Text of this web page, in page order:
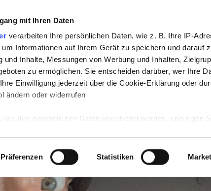
mit Ihren Daten
verarbeiten Ihre persönlichen Daten, wie z. B. Ihre IP-
Informationen auf Ihrem Gerät zu speichern und darauf
und Inhalte, Messungen von Werbung und Inhalten,
zu ermöglichen. Sie entscheiden darüber, wer Ihre
Einwilligung jederzeit über die Cookie-Erklärung oder
ändern oder widerrufen
Ihre persönlichen Daten verarbeitet werden, und legen
Inhalte und Anzeigen zu personalisieren, Funktionen für
Zugriffe auf unsere Website zu analysieren. Außerdem
unserer Website an unsere Partner für soziale
Präferenzen Statistiken
bekommt Drohbriefe!
Drohbriefe!